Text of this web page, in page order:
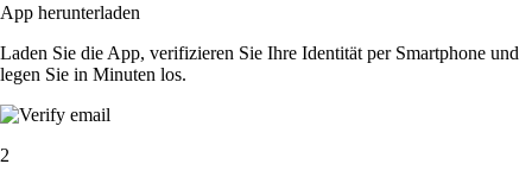
App herunterladen
Laden Sie die App, verifizieren Sie Ihre Identität per Smartphone und
legen Sie in Minuten los.
2